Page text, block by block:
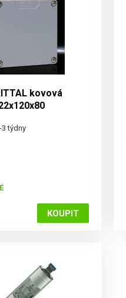
kovová
týdny